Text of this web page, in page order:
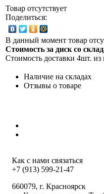
Товар отсутствует
Поделиться:
В данный момент товар
Стоимость за диск со
Стоимость доставки 4шт. из
Наличие на складах
Отзывы о товаре
Как с нами связаться
+7 (913) 599-21-47
660079, г. Красноярск